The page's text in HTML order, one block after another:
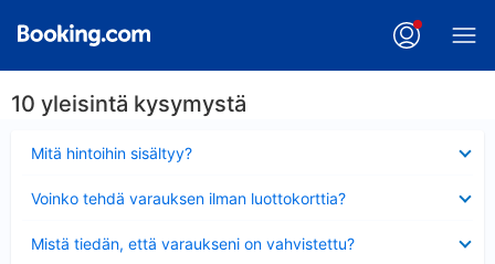
10 yleisintä kysymystä
Mitä hintoihin sisältyy?
Voinko tehdä varauksen ilman luottokorttia?
Mistä tiedän, että varaukseni on vahvistettu?